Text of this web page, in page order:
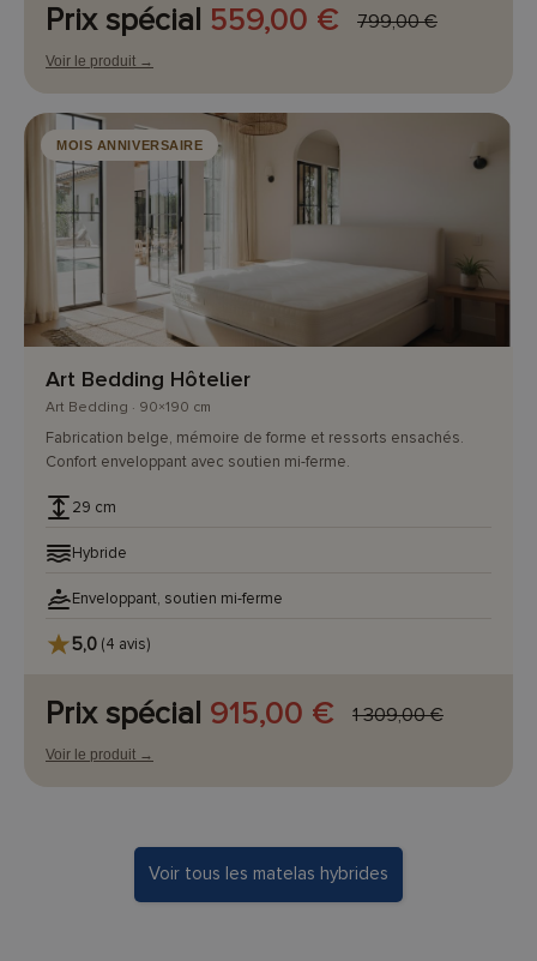
Prix spécial 559,00 € 799,00 €
Voir le produit →
MOIS ANNIVERSAIRE
Art Bedding Hôtelier
Art Bedding · 90×190 cm
Fabrication belge, mémoire de forme et ressorts ensachés.
Confort enveloppant avec soutien mi-ferme.
29 cm
Hybride
Enveloppant, soutien mi-ferme
5,0 (4 avis)
Prix spécial 915,00 € 1 309,00 €
Voir le produit →
Voir tous les matelas hybrides